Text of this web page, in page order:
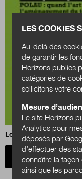
Les invisibles de
LES COOKIES
Au-delà des
de garantir les
Horizons publics
catégories de
sollicitons votre
Mesure
Le site Horizons
Analytics pour
déposés par
d’effectuer des
connaître la
ainsi que les